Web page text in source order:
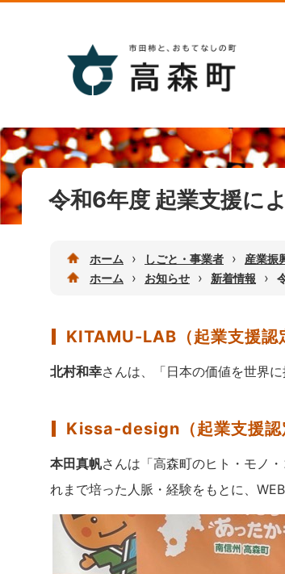
令和6年度 起業支援に
ホーム › しごと・事業者 › 産業振
ホーム
› お知らせ › 新着情報 ›
KITAMU-LAB（起業支援認
北村和幸さんは、「日本の価値を世界
Kissa-design（起業支援
本田真帆さんは「高森町のヒト・モノ
れまで培った人脈・経験をもとに、